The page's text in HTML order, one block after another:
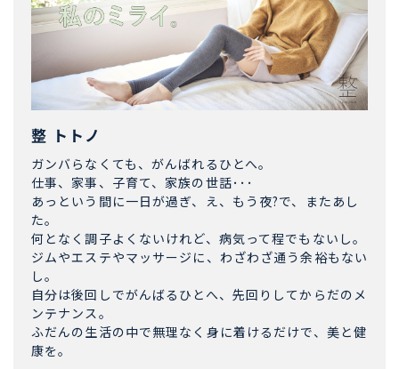
整 トトノ
ガンバらなくても、がんばれるひとへ。
仕事、家事、子育て、家族の世話･･･
あっという間に一日が過ぎ、え、もう夜?で、またあし
た。
何となく調子よくないけれど、病気って程でもないし。
ジムやエステやマッサージに、わざわざ通う余裕もない
し。
自分は後回しでがんばるひとへ、先回りしてからだのメ
ンテナンス。
ふだんの生活の中で無理なく身に着けるだけで、美と健
康を。